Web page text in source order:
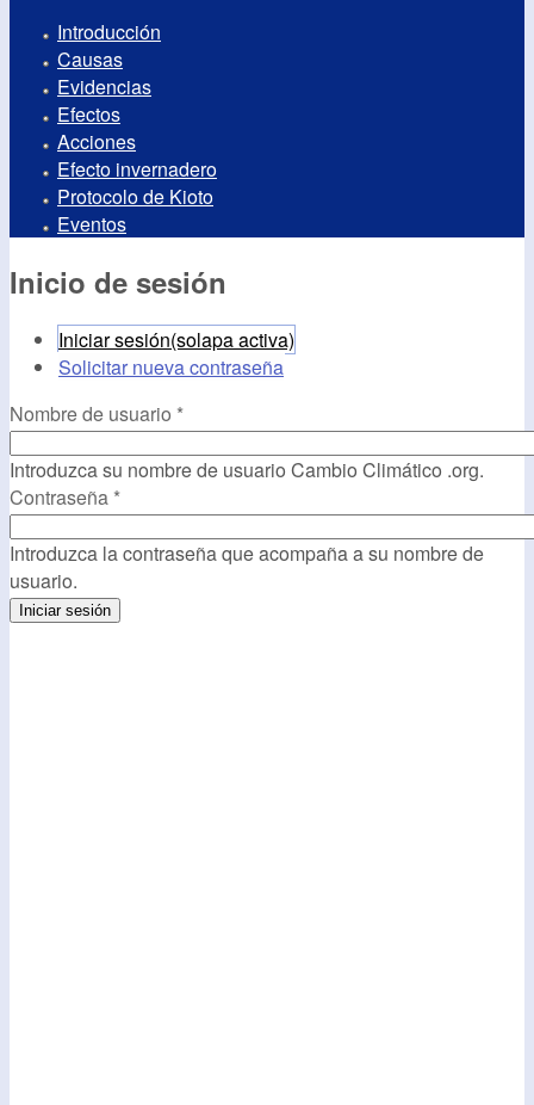
Introducción
Causas
Evidencias
Efectos
Acciones
Efecto invernadero
Protocolo de Kioto
Eventos
Inicio de sesión
Iniciar sesión(solapa activa)
Solicitar nueva contraseña
Nombre de usuario *
Introduzca su nombre de usuario Cambio Climático .org.
Contraseña *
Introduzca la contraseña que acompaña a su nombre de
usuario.